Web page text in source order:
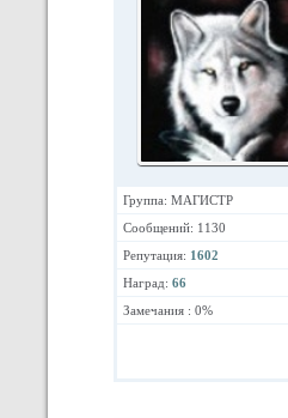
Группа: МАГИСТР
Сообщений: 1130
Репутация: 1602
Наград: 66
Замечания : 0%